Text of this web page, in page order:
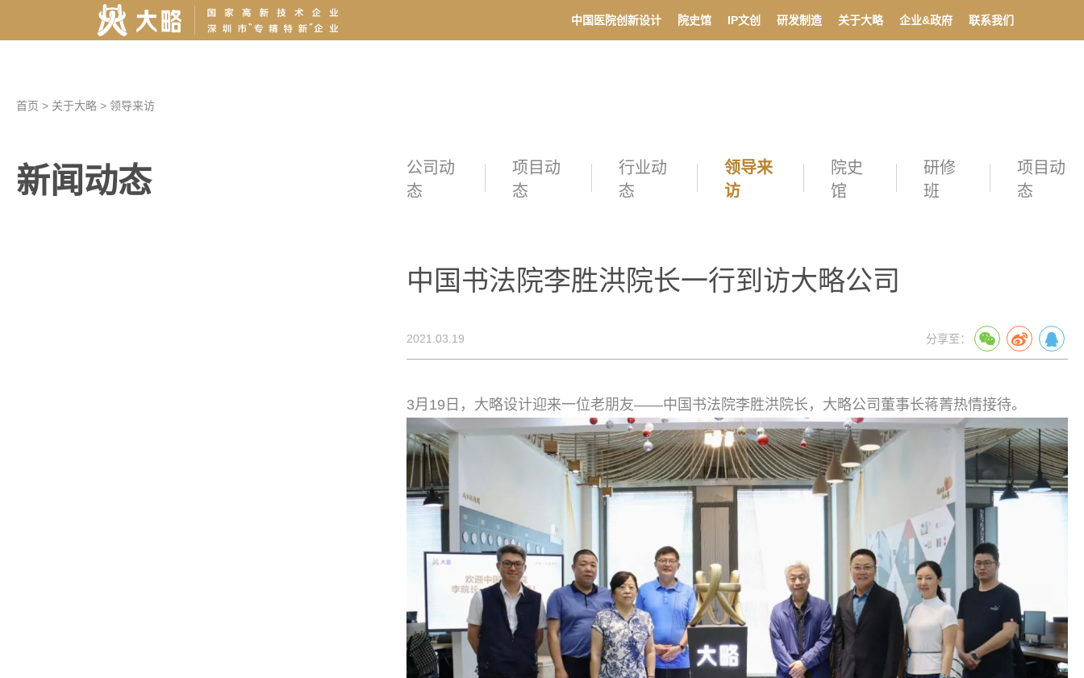
中国医院创新设计 院史馆 IP文创 研发制造 关于大略 企业&政府 联系我们
首页 > 关于大略 > 领导来访
新闻动态
公司动
态
项目动
态
行业动
态
领导来
访
院史
馆
研修
班
项目动
态
中国书法院李胜洪院长一行到访大略公司
2021.03.19 分享至：
3月19日，大略设计迎来一位老朋友——中国书法院李胜洪院长，大略公司董事长蒋菁热情接待。